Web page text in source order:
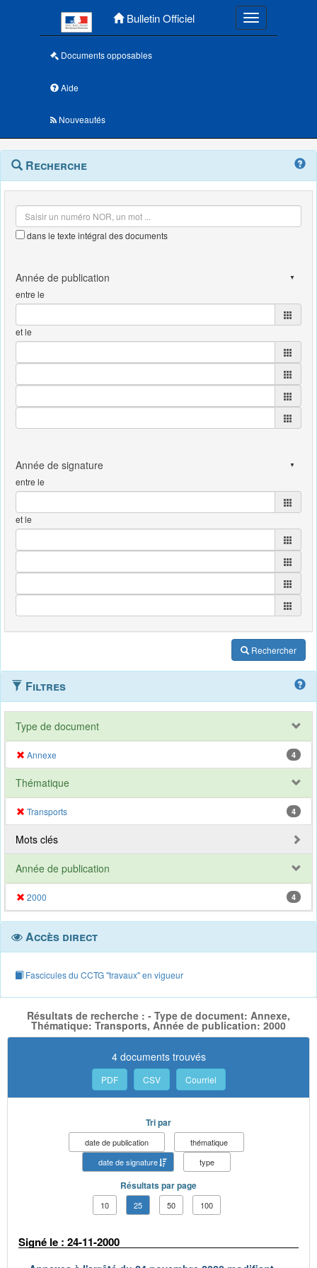
Bulletin Officiel Toggle
Documents opposables
Aide
Nouveautés
Navigation
outils
Menu
contextuel
Recherche
dans le texte intégral des documents
entre le
et le
entre le
et le
Rechercher
Filtres
Type de document
Annexe 4
Thématique
Transports 4
Mots clés
Année de publication
2000 4
Accès direct
Fascicules du CCTG "travaux" en vigueur
Résultats de recherche : - Type de document: Annexe,
Thématique: Transports, Année de publication: 2000
4 documents trouvés
PDF CSV Courriel
Tri par
date de publication
thématique
date de signature
type
Résultats par page
10 25 50 100
Signé le : 24-11-2000